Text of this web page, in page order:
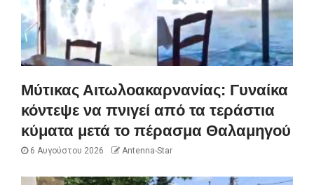
Μύτικας Αιτωλοακαρνανίας: Γυναίκα
κόντεψε να πνιγεί από τα τεράστια
κύματα μετά το πέρασμα Θαλαμηγού
6 Αυγούστου 2026 Antenna-Star